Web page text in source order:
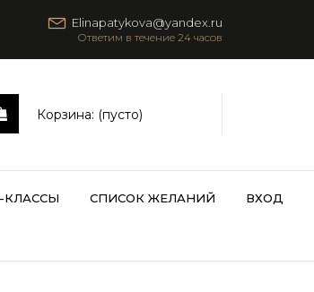
Elinapatykova@yandex.ru
Корзина: (пусто)
КЛАССЫ СПИСОК ЖЕЛАНИЙ ВХОД